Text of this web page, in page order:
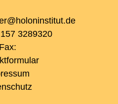
3289320
Fax: